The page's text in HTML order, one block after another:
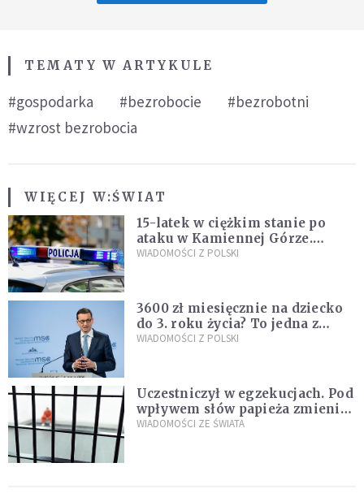
TEMATY W ARTYKULE
#gospodarka #bezrobocie
#bezrobotni
#wzrost bezrobocia
WIĘCEJ W:ŚWIAT
15-latek w ciężkim stanie po
ataku w Kamiennej Górze.
Policja zatrzymała dwóch
WIADOMOŚCI Z POLSKI
3600 zł miesięcznie na dziecko
do 3. roku życia? To jedna z
propozycji programu "Rozwój
WIADOMOŚCI Z POLSKI
Uczestniczył w egzekucjach. Pod
wpływem słów papieża zmienił
zdanie
WIADOMOŚCI ZE ŚWIATA